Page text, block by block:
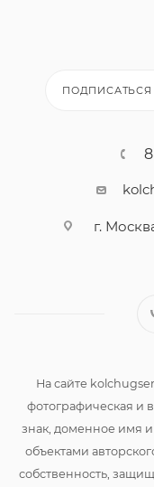
г.
На сайте
фотографическая и
знак, доменное имя
объектами
собственность,